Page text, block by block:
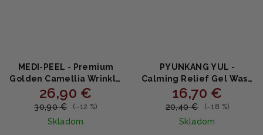
MEDI-PEEL - Premium
Golden Camellia Wrinkle
Essence - Prémiové
omladzujúce sérum so
zlatou kaméliou 50ml
26,90 €
30,90 € (–12 %)
Skladom
PYUNKANG YUL -
Calming Relief Gel Wash
Off Pack - Upokojujúca
gélová maska s
houttuyniou, centellou a
PHA 100g
16,70 €
20,40 € (–18 %)
Skladom